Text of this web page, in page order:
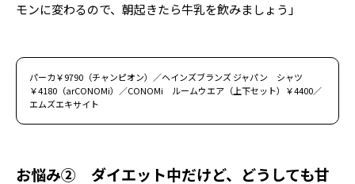
モンに変わるので、朝起きたら牛乳を飲みましょう」
パーカ￥9790（チャンピオン）／ヘインズブランズ ジャパン シャツ
￥4180（arCONOMi）／CONOMi ルームウエア（上下セット）￥4400／
エムズエキサイト
お悩み② ダイエット中だけど、どうしても甘